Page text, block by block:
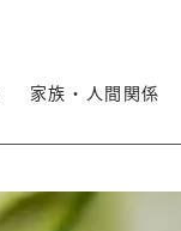
家族・人間関係